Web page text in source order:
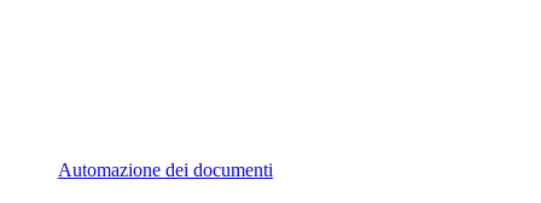
Automazione dei documenti